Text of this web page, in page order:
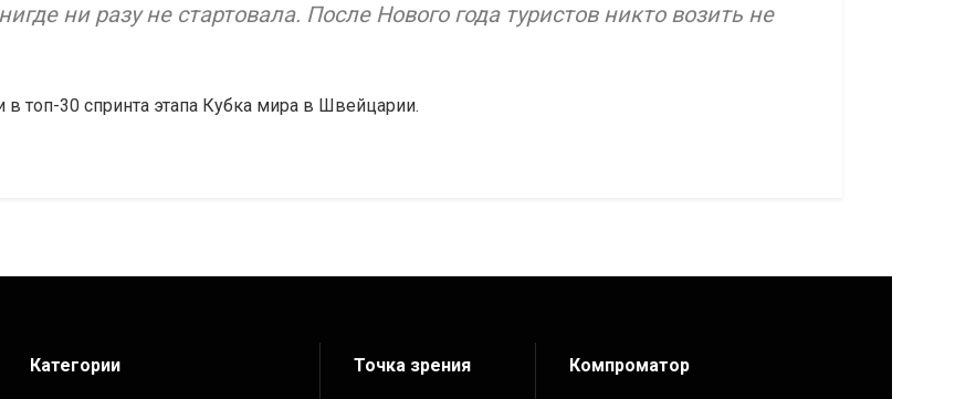
ни разу не стартовала. После Нового года туристов никто возить не
топ-30 спринта этапа Кубка мира в Швейцарии.
Категории Точка зрения Компроматор